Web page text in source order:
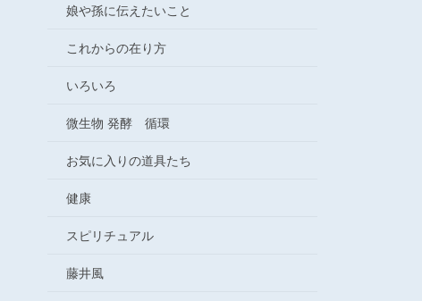
娘や孫に伝えたいこと
これからの在り方
いろいろ
微生物 発酵 循環
お気に入りの道具たち
健康
スピリチュアル
藤井風